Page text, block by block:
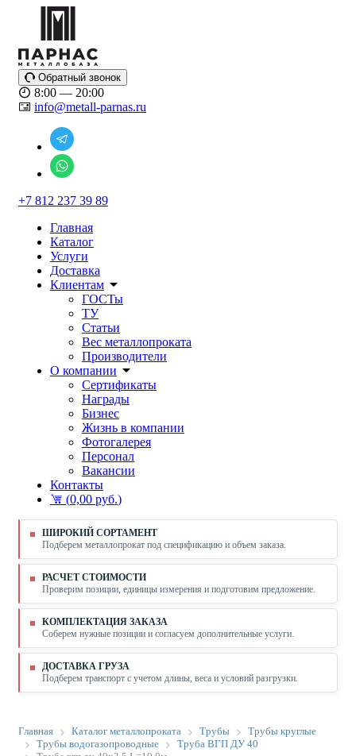
Обратный звонок
8:00 — 20:00
info@metall-parnas.ru
+7 812 237 39 89
Главная
Каталог
Услуги
Доставка
Клиентам
ГОСТы
ТУ
Статьи
Вес металлопроката
Производители
О компании
Сертификаты
Награды
Бизнес
Жизнь в компании
Фотогалерея
Персонал
Вакансии
Контакты
(0,00 руб.)
ШИРОКИЙ СОРТАМЕНТ
Подберем металлопрокат под спецификацию и объем заказа.
РАСЧЕТ СТОИМОСТИ
Проверим позиции, единицы измерения и подготовим предложение.
КОМПЛЕКТАЦИЯ ЗАКАЗА
Соберем нужные позиции и согласуем дополнительные услуги.
ДОСТАВКА ГРУЗА
Подберем транспорт с учетом длины, веса и условий разгрузки.
Главная Каталог металлопроката Трубы
Трубы круглые
Трубы водогазопроводные
Труба ВГП ДУ 40